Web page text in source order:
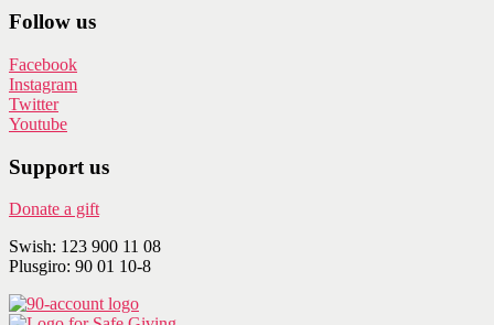
Follow us
Facebook
Instagram
Twitter
Youtube
Support us
Donate a gift
Swish: 123 900 11 08
Plusgiro: 90 01 10-8